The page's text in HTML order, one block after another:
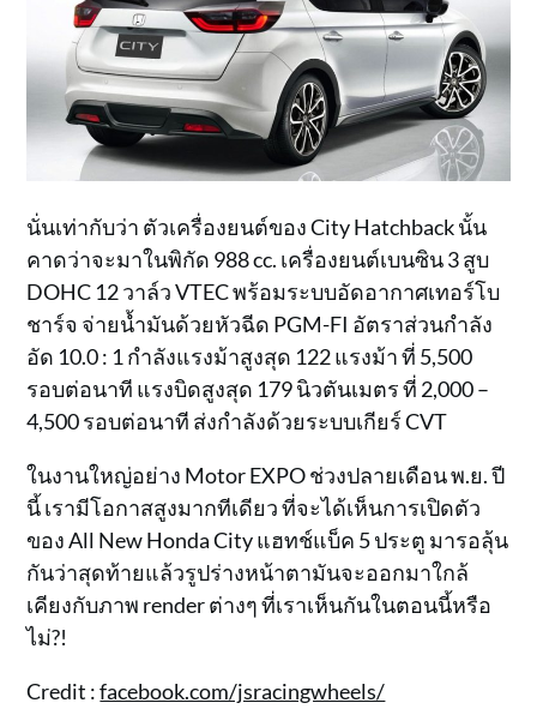
นั่นเท่ากับว่า ตัวเครื่องยนต์ของ City Hatchback นั้น
คาดว่าจะมาในพิกัด 988 cc. เครื่องยนต์เบนซิน 3 สูบ
DOHC 12 วาล์ว VTEC พร้อมระบบอัดอากาศเทอร์โบ
ชาร์จ จ่ายน้ำมันด้วยหัวฉีด PGM-FI อัตราส่วนกำลัง
อัด 10.0 : 1 กำลังแรงม้าสูงสุด 122 แรงม้า ที่ 5,500
รอบต่อนาที แรงบิดสูงสุด 179 นิวตันเมตร ที่ 2,000 –
4,500 รอบต่อนาที ส่งกำลังด้วยระบบเกียร์ CVT
ในงานใหญ่อย่าง Motor EXPO ช่วงปลายเดือน พ.ย. ปี
นี้ เรามีโอกาสสูงมากทีเดียว ที่จะได้เห็นการเปิดตัว
ของ All New Honda City แฮทช์แบ็ค 5 ประตู มารอลุ้น
กันว่าสุดท้ายแล้วรูปร่างหน้าตามันจะออกมาใกล้
เคียงกับภาพ render ต่างๆ ที่เราเห็นกันในตอนนี้หรือ
ไม่?!
Credit :facebook.com/jsracingwheels/